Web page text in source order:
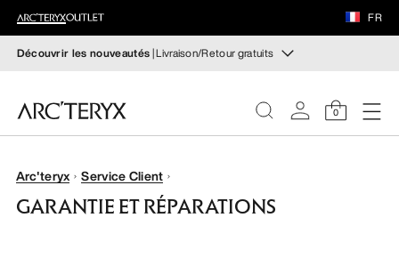
FR
Découvrir les nouveautés| Livraison/Retour gratuits
Les nouveaux équipements qui facilitent vos
mouvements et régulent votre température lors des
Pour femme Pour homme
0
FEMME
ÉQUIPEMENT
VEILANCE
Arc'teryx Service Client
GARANTIE ET RÉPARATIONS